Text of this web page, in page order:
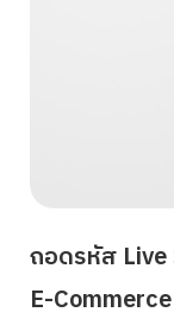
ไหน Live ปังแค่
Stock สำหรับร้า
ถอดรหัส Live
E-